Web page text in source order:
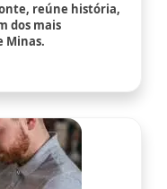
reúne história,
dos mais
Minas.